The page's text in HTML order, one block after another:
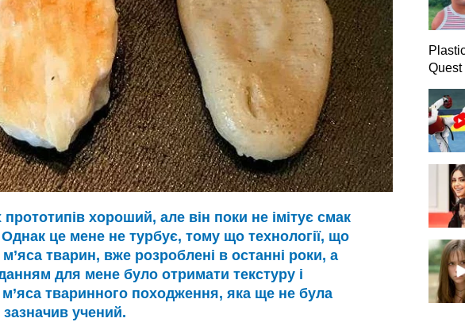
хороший, але він поки не імітує смак
це мене не турбує, тому що технології, що
м’яса тварин, вже розроблені в останні роки, а
для мене було отримати текстуру і
м’яса тваринного походження, яка ще не була
учений.
Quest